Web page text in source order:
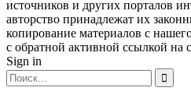
источников и других порталов
авторство принадлежат их
копирование материалов с
с обратной активной ссылкой на
Sign in